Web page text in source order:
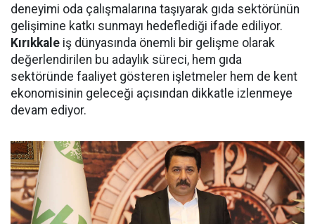
deneyimi oda çalışmalarına taşıyarak gıda sektörünün
gelişimine katkı sunmayı hedeflediği ifade ediliyor.
Kırıkkale iş dünyasında önemli bir gelişme olarak
değerlendirilen bu adaylık süreci, hem gıda
sektöründe faaliyet gösteren işletmeler hem de kent
ekonomisinin geleceği açısından dikkatle izlenmeye
devam ediyor.